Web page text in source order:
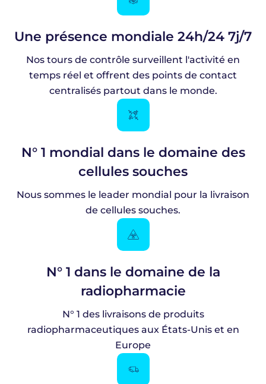
Une présence mondiale 24h/24 7j/7
Nos tours de contrôle surveillent l'activité en
temps réel et offrent des points de contact
centralisés partout dans le monde.
N° 1 mondial dans le domaine des
cellules souches
Nous sommes le leader mondial pour la livraison
de cellules souches.
N° 1 dans le domaine de la
radiopharmacie
N° 1 des livraisons de produits
radiopharmaceutiques aux États-Unis et en
Europe